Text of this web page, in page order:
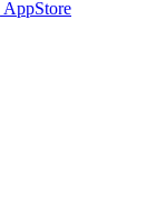
AppStore